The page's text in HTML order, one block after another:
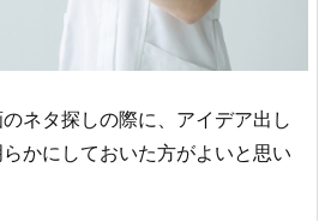
ネタ探しの際に、アイデア出し
かにしておいた方がよいと思い